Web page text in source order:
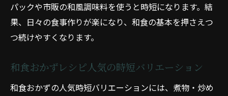
パックや市販の和風調味料を使うと時短になります。結
果、日々の食事作りが楽になり、和食の基本を押さえつ
つ続けやすくなります。
和食おかずレシピ人気の時短バリエーション
和食おかずの人気時短バリエーションには、煮物・炒め